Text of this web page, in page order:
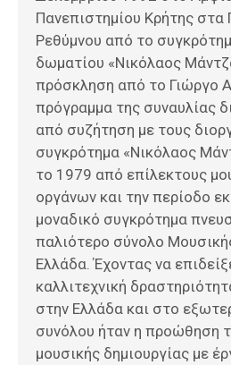
Πανεπιστημίου Κρήτης στα
Ρεθύμνου από το
δωματίου «Νικόλαος
πρόσκληση από το Γιώργο
πρόγραμμα της συναυλίας
από συζήτηση με τους
συγκρότημα «Νικόλαος
το 1979 από επίλεκτους
οργάνων και την περίοδο
μοναδικό συγκρότημα
παλιότερο σύνολο
Ελλάδα. Έχοντας να
καλλιτεχνική
στην Ελλάδα και στο
συνόλου ήταν η προώθηση
μουσικής δημιουργίας με